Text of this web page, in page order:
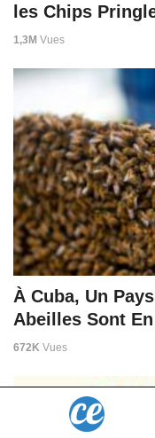
les Chips
1,3M Vues
À Cuba, Un
Abeilles Sont
672K Vues